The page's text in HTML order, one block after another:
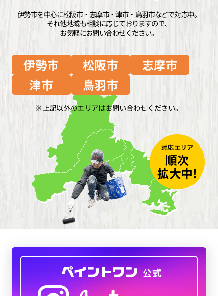
伊勢市を中心に松阪市・志摩市・津市・鳥羽市などで対応中。
それ他地域も相談に応じておりますので、
お気軽にお問い合わせください。
伊勢市 松阪市
志摩市
津市
鳥羽市
上記以外のエリアはお問い合わせください。
対応エリア
順次
拡大中!